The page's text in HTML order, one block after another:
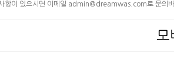
항이 있으시면 이메일 admin@dreamwas.com로 문의바
모